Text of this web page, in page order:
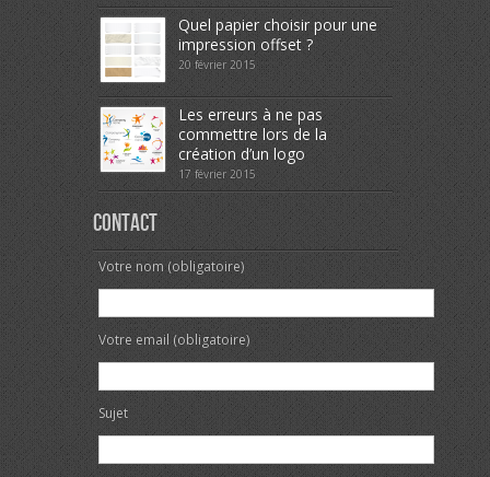
Quel papier choisir pour une
impression offset ?
20 février 2015
Les erreurs à ne pas
commettre lors de la
création d’un logo
17 février 2015
Contact
Votre nom (obligatoire)
Votre email (obligatoire)
Sujet